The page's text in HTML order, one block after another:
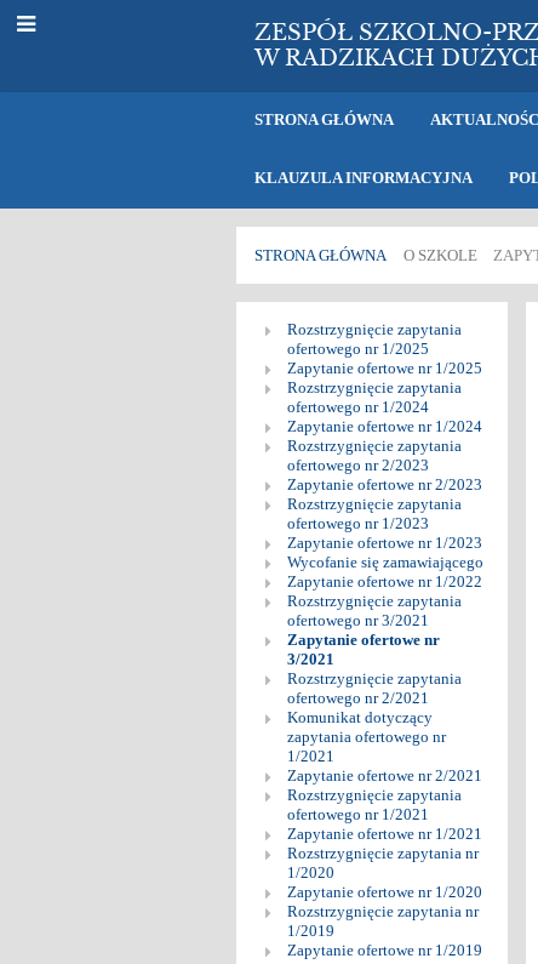
ZESPÓŁ SZKOLNO-
W RADZIKACH
STRONA GŁÓWNA
KLAUZULA INFORMACYJNA
STRONA GŁÓWNA O SZKOLE
Zapytania
ofertowe
Rozstrzygnięcie zapytania
ofertowego nr 1/2025
Zapytanie ofertowe nr 1/2025
Rozstrzygnięcie zapytania
ofertowego nr 1/2024
Zapytanie ofertowe nr 1/2024
Rozstrzygnięcie zapytania
ofertowego nr 2/2023
Zapytanie ofertowe nr 2/2023
Rozstrzygnięcie zapytania
ofertowego nr 1/2023
Zapytanie ofertowe nr 1/2023
Wycofanie się zamawiającego
Zapytanie ofertowe nr 1/2022
Rozstrzygnięcie zapytania
ofertowego nr 3/2021
Zapytanie ofertowe nr
3/2021
Rozstrzygnięcie zapytania
ofertowego nr 2/2021
Komunikat dotyczący
zapytania ofertowego nr
1/2021
Zapytanie ofertowe nr 2/2021
Rozstrzygnięcie zapytania
ofertowego nr 1/2021
Zapytanie ofertowe nr 1/2021
Rozstrzygnięcie zapytania nr
1/2020
Zapytanie ofertowe nr 1/2020
Rozstrzygnięcie zapytania nr
1/2019
Zapytanie ofertowe nr 1/2019